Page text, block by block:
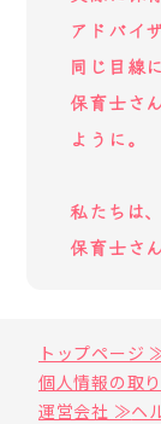
アドバイ
同じ目線
保育士さ
ように。
私たちは
保育士さ
トップページ
個人情報の取
運営会社 ≫ヘ